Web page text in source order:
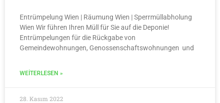
Entrümpelung Wien | Räumung Wien | Sperrmüllabholung
Wien Wir führen Ihren Müll für Sie auf die Deponie!
Entrümpelungen für die Rückgabe von
Gemeindewohnungen, Genossenschaftswohnungen und
WEITERLESEN »
28. Kasım 2022